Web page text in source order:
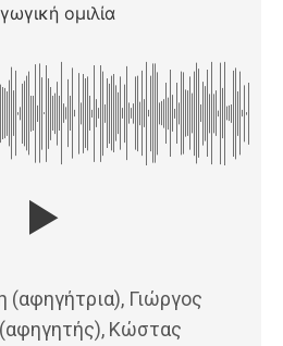
ομιλία
Γιώργος
Κώστας